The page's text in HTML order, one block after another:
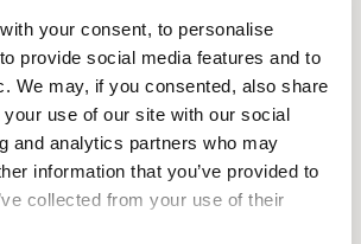
your consent, to personalise
provide social media features and to
We may, if you consented, also share
your use of our site with our social
and analytics partners who may
information that you’ve provided to
collected from your use of their